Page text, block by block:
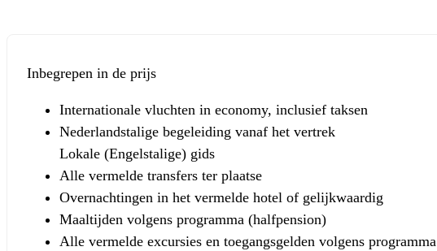
Inbegrepen in de prijs
Internationale vluchten in economy, inclusief taksen
Nederlandstalige begeleiding vanaf het vertrek
Lokale (Engelstalige) gids
Alle vermelde transfers ter plaatse
Overnachtingen in het vermelde hotel of gelijkwaardig
Maaltijden volgens programma (halfpension)
Alle vermelde excursies en toegangsgelden volgens programma